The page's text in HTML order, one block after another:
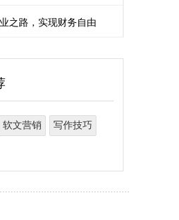
之路，实现财务自由
软文营销 写作技巧